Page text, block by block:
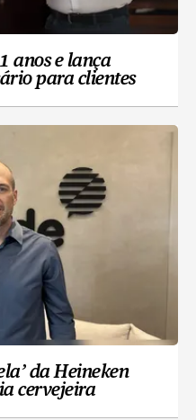
anos e lança
para clientes
da Heineken
cervejeira